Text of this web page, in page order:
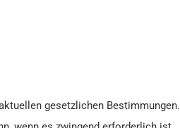
gesetzlichen Bestimmungen.